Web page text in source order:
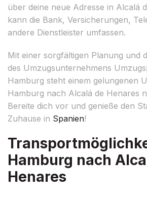
über deine neue Adresse in Alcalá
kann die Bank, Versicherungen,
andere Dienstleister umfassen.
Mit einer sorgfältigen Planung und
des Umzugsunternehmens
Hamburg steht einem gelungenen
Hamburg nach Alcalá de Henares
Bereite dich vor und genieße den
Zuhause in Spanien!
Hamburg nach
Henares